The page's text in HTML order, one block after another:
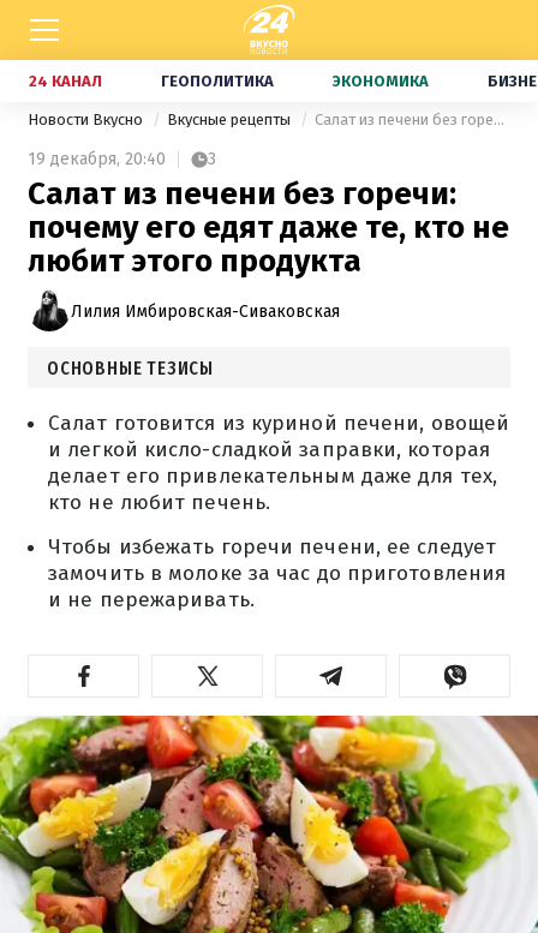
24 КАНАЛ ГЕОПОЛИТИКА ЭКОНОМИКА
Новости Вкусно Вкусные рецепты Салат из печени без горечи: почему его едят даже те, кто не любит этого продукта
19 декабря, 20:40 3
Салат из печени без горечи:
почему его едят даже те, кто не
любит этого продукта
Лилия Имбировская-Сиваковская
ОСНОВНЫЕ ТЕЗИСЫ
Салат готовится из куриной печени, овощей
и легкой кисло-сладкой заправки, которая
делает его привлекательным даже для тех,
кто не любит печень.
Чтобы избежать горечи печени, ее следует
замочить в молоке за час до приготовления
и не пережаривать.